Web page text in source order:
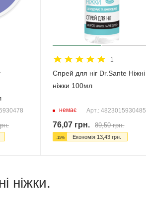
1
Спрей для ніг Dr.Sante Ніжні
ніжки 100мл
немає Арт.: 4823015930485
76,07 грн. 89,50грн.
-15% Економія 13,43 грн.
ніжки.